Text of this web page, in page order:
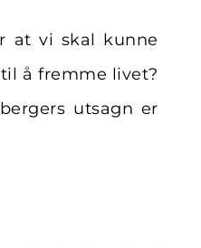
at vi skal kunne
å fremme livet?
utsagn er